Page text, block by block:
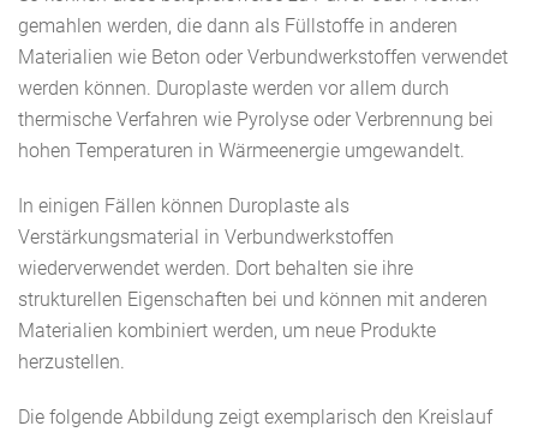
gemahlen werden, die dann als Füllstoffe in anderen
Materialien wie Beton oder Verbundwerkstoffen verwendet
werden können. Duroplaste werden vor allem durch
thermische Verfahren wie Pyrolyse oder Verbrennung bei
hohen Temperaturen in Wärmeenergie umgewandelt.
In einigen Fällen können Duroplaste als
Verstärkungsmaterial in Verbundwerkstoffen
wiederverwendet werden. Dort behalten sie ihre
strukturellen Eigenschaften bei und können mit anderen
Materialien kombiniert werden, um neue Produkte
herzustellen.
Die folgende Abbildung zeigt exemplarisch den Kreislauf